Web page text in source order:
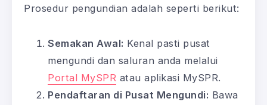
Prosedur pengundian adalah seperti berikut:
Semakan Awal: Kenal pasti pusat
mengundi dan saluran anda melalui
Portal MySPR atau aplikasi MySPR.
Pendaftaran di Pusat Mengundi: Bawa